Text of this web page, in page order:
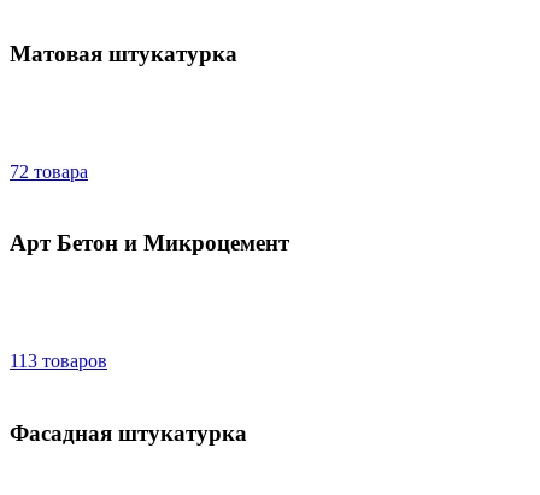
Матовая штукатурка
72 товара
Арт Бетон и Микроцемент
113 товаров
Фасадная штукатурка